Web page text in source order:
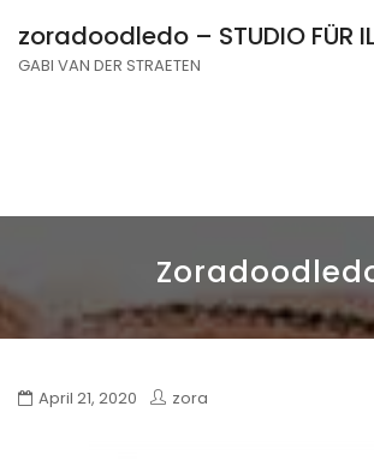
zoradoodledo – STUDIO FÜR
GABI VAN DER STRAETEN
April 21, 2020 zora